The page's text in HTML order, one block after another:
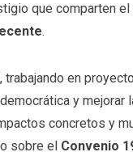
que comparten
.
en
y mejorar
concretos y
sobre el Convenio